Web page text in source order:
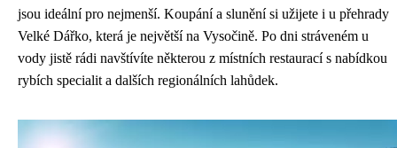
jsou ideální pro nejmenší. Koupání a slunění si užijete i u přehrady
Velké Dářko, která je největší na Vysočině. Po dni stráveném u
vody jistě rádi navštívíte některou z místních restaurací s nabídkou
rybích specialit a dalších regionálních lahůdek.